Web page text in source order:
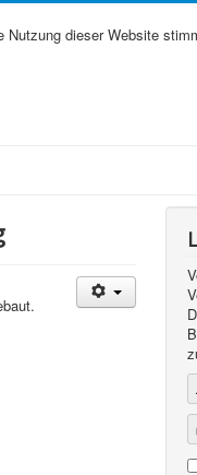
dieser Website